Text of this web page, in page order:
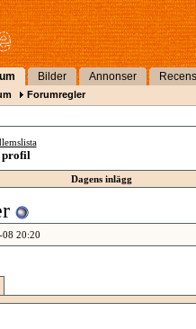
Bilder Annonser
Forumregler
profil
Dagens inlägg
08 20:20